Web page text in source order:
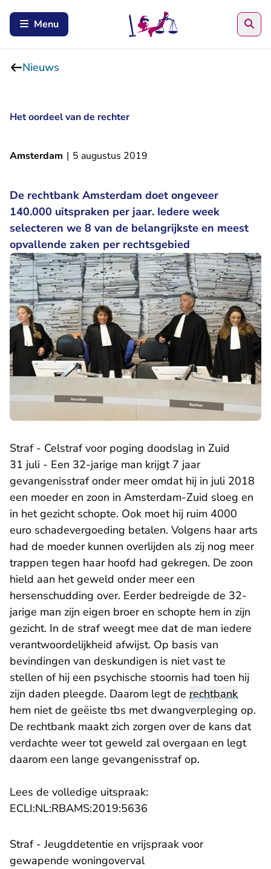
Menu
Nieuws
Het oordeel van de rechter
Amsterdam | 5 augustus 2019
De rechtbank Amsterdam doet ongeveer
140.000 uitspraken per jaar. Iedere week
selecteren we 8 van de belangrijkste en meest
opvallende zaken per rechtsgebied
Straf - Celstraf voor poging doodslag in Zuid
31 juli - Een 32-jarige man krijgt 7 jaar
gevangenisstraf onder meer omdat hij in juli 2018
een moeder en zoon in Amsterdam-Zuid sloeg en
in het gezicht schopte. Ook moet hij ruim 4000
euro schadevergoeding betalen. Volgens haar arts
had de moeder kunnen overlijden als zij nog meer
trappen tegen haar hoofd had gekregen. De zoon
hield aan het geweld onder meer een
hersenschudding over. Eerder bedreigde de 32-
jarige man zijn eigen broer en schopte hem in zijn
gezicht. In de straf weegt mee dat de man iedere
verantwoordelijkheid afwijst. Op basis van
bevindingen van deskundigen is niet vast te
stellen of hij een psychische stoornis had toen hij
zijn daden pleegde. Daarom legt de rechtbank
hem niet de geëiste tbs met dwangverpleging op.
De rechtbank maakt zich zorgen over de kans dat
verdachte weer tot geweld zal overgaan en legt
daarom een lange gevangenisstraf op.
Lees de volledige uitspraak:
ECLI:NL:RBAMS:2019:5636
Straf - Jeugddetentie en vrijspraak voor
gewapende woningoverval